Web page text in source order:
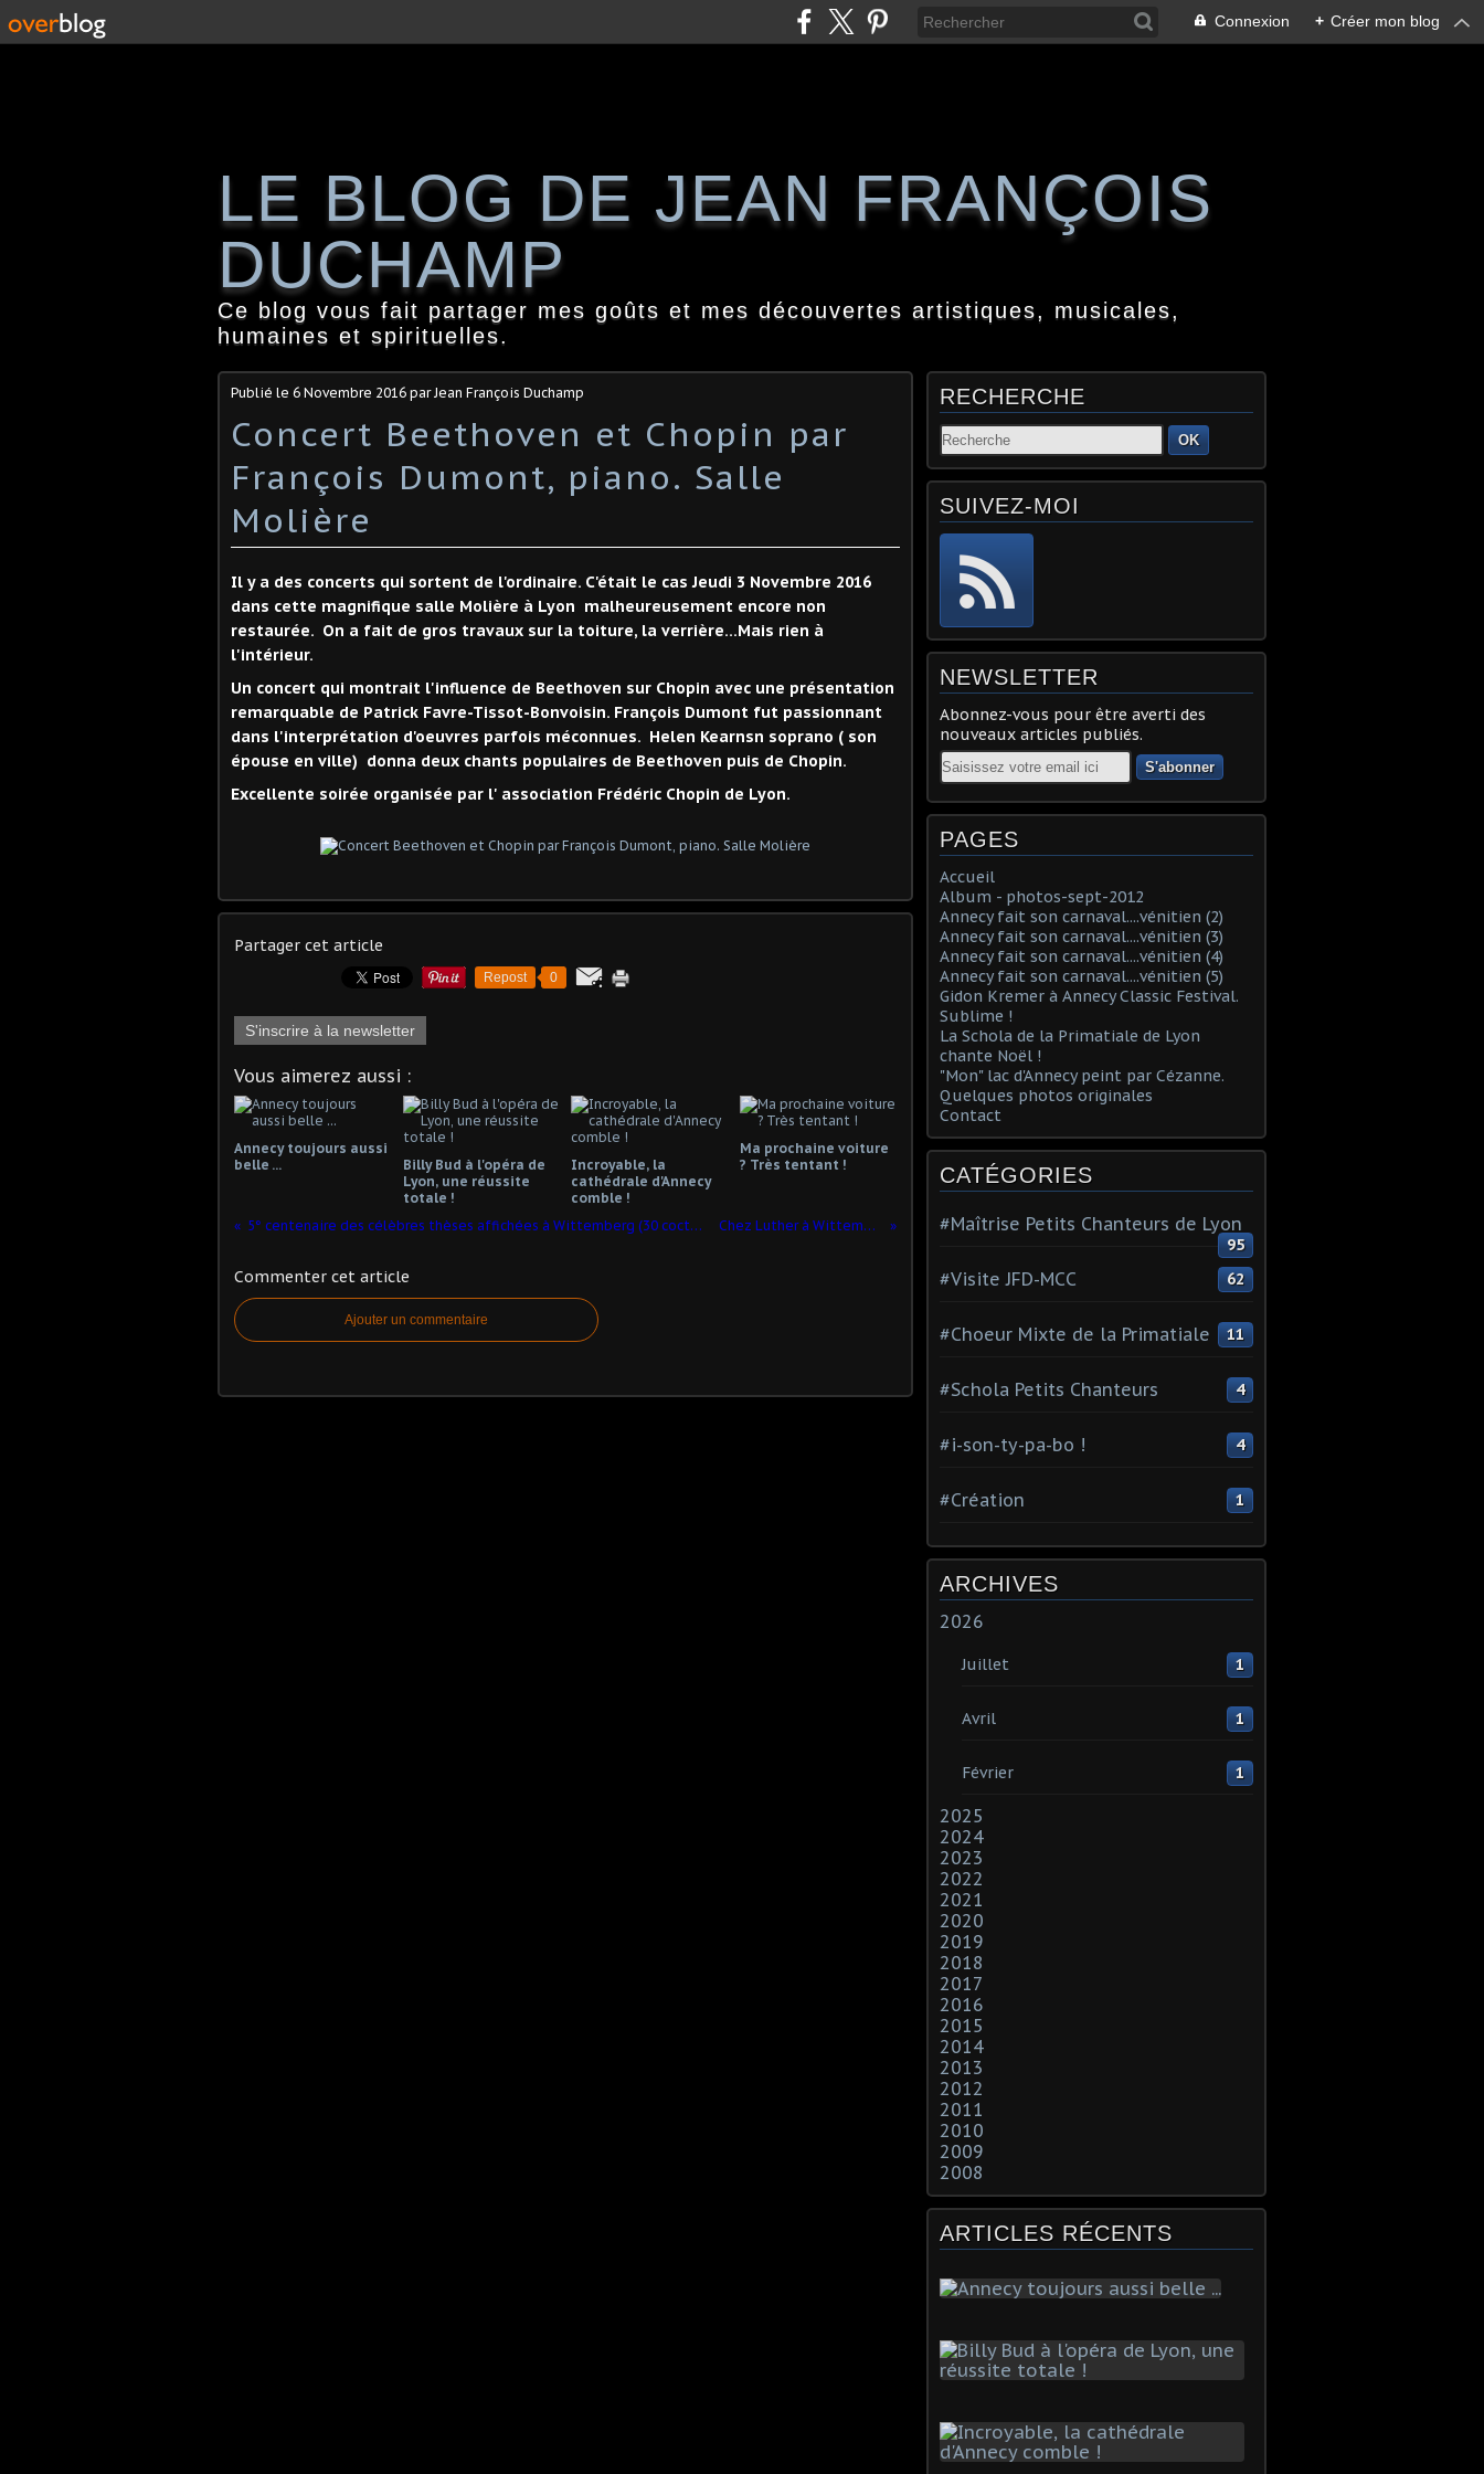
Connexion + Créer mon blog
LE BLOG DE JEAN FRANÇOIS
DUCHAMP
Ce blog vous fait partager mes goûts et mes découvertes artistiques, musicales,
humaines et spirituelles.
Publié le 6 Novembre 2016 par Jean François Duchamp
Concert Beethoven et Chopin par
François Dumont, piano. Salle
Molière
Il y a des concerts qui sortent de l'ordinaire. C'était le cas Jeudi 3 Novembre 2016
dans cette magnifique salle Molière à Lyon malheureusement encore non
restaurée. On a fait de gros travaux sur la toiture, la verrière...Mais rien à
l'intérieur.
Un concert qui montrait l'influence de Beethoven sur Chopin avec une présentation
remarquable de Patrick Favre-Tissot-Bonvoisin. François Dumont fut passionnant
dans l'interprétation d'oeuvres parfois méconnues. Helen Kearnsn soprano ( son
épouse en ville) donna deux chants populaires de Beethoven puis de Chopin.
Excellente soirée organisée par l' association Frédéric Chopin de Lyon.
Partager cet article
Repost 0
S'inscrire à la newsletter
Vous aimerez aussi :
Annecy toujours aussi
belle ...
Billy Bud à l'opéra de
Lyon, une réussite
totale !
Incroyable, la
cathédrale d'Annecy
comble !
Ma prochaine voiture
? Très tentant !
5° centenaire des célèbres thèses affichées à Wittemberg (30 coctobre 1517) Chez Luther à Wittemberg...
Commenter cet article
Ajouter un commentaire
RECHERCHE
OK
SUIVEZ-MOI
NEWSLETTER
Abonnez-vous pour être averti des
nouveaux articles publiés.
Email
PAGES
Accueil
Album - photos-sept-2012
Annecy fait son carnaval....vénitien (2)
Annecy fait son carnaval....vénitien (3)
Annecy fait son carnaval....vénitien (4)
Annecy fait son carnaval....vénitien (5)
Gidon Kremer à Annecy Classic Festival.
Sublime !
La Schola de la Primatiale de Lyon
chante Noël !
"Mon" lac d'Annecy peint par Cézanne.
Quelques photos originales
Contact
CATÉGORIES
#Maîtrise Petits Chanteurs de Lyon
95
#Visite JFD-MCC 62
#Choeur Mixte de la Primatiale 11
#Schola Petits Chanteurs 4
#i-son-ty-pa-bo ! 4
#Création 1
ARCHIVES
2026
Juillet 1
Avril 1
Février 1
2025
2024
2023
2022
2021
2020
2019
2018
2017
2016
2015
2014
2013
2012
2011
2010
2009
2008
ARTICLES RÉCENTS